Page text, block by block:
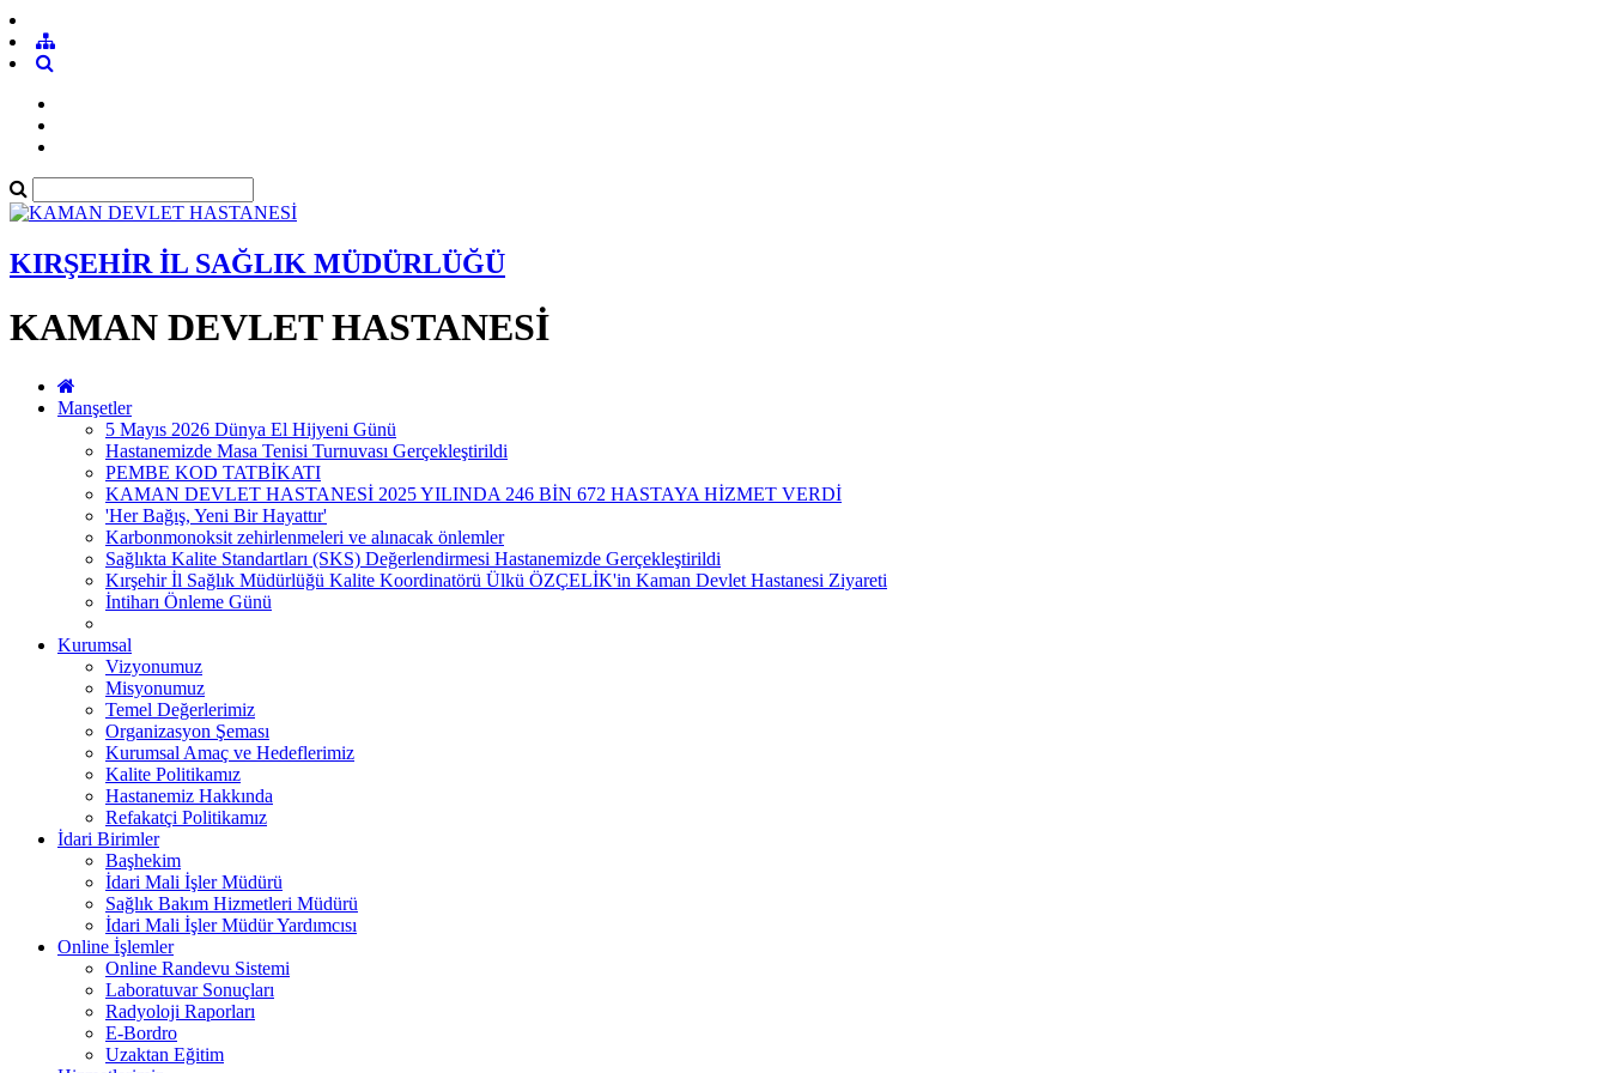
KIRŞEHİR İL SAĞLIK MÜDÜRLÜĞÜ
KAMAN DEVLET HASTANESİ
Manşetler
5 Mayıs 2026 Dünya El Hijyeni Günü
Hastanemizde Masa Tenisi Turnuvası Gerçekleştirildi
PEMBE KOD TATBİKATI
KAMAN DEVLET HASTANESİ 2025 YILINDA 246 BİN 672 HASTAYA HİZMET VERDİ
'Her Bağış, Yeni Bir Hayattır'
Karbonmonoksit zehirlenmeleri ve alınacak önlemler
Sağlıkta Kalite Standartları (SKS) Değerlendirmesi Hastanemizde Gerçekleştirildi
Kırşehir İl Sağlık Müdürlüğü Kalite Koordinatörü Ülkü ÖZÇELİK'in Kaman Devlet Hastanesi Ziyareti
İntiharı Önleme Günü
Kurumsal
Vizyonumuz
Misyonumuz
Temel Değerlerimiz
Organizasyon Şeması
Kurumsal Amaç ve Hedeflerimiz
Kalite Politikamız
Hastanemiz Hakkında
Refakatçi Politikamız
İdari Birimler
Başhekim
İdari Mali İşler Müdürü
Sağlık Bakım Hizmetleri Müdürü
İdari Mali İşler Müdür Yardımcısı
Online İşlemler
Online Randevu Sistemi
Laboratuvar Sonuçları
Radyoloji Raporları
E-Bordro
Uzaktan Eğitim